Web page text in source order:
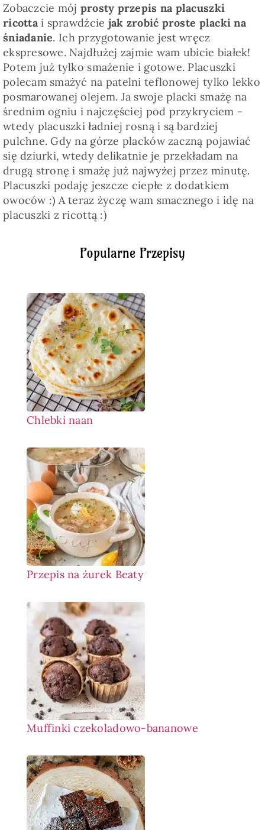
Popularne Przepisy
Chlebki naan
Przepis na żurek Beaty
Muffinki czekoladowo-bananowe
Zobaczcie mój prosty przepis na placuszki
ricottai sprawdźcie jak zrobić proste placki na
śniadanie. Ich przygotowanie jest wręcz
ekspresowe. Najdłużej zajmie wam ubicie białek!
Potem już tylko smażenie i gotowe. Placuszki
polecam smażyć na patelni teflonowej tylko lekko
posmarowanej olejem. Ja swoje placki smażę na
średnim ogniu i najczęściej pod przykryciem -
wtedy placuszki ładniej rosną i są bardziej
pulchne. Gdy na górze placków zaczną pojawiać
się dziurki, wtedy delikatnie je przekładam na
drugą stronę i smażę już najwyżej przez minutę.
Placuszki podaję jeszcze ciepłe z dodatkiem
owoców :) A teraz życzę wam smacznego i idę na
placuszki z ricottą :)